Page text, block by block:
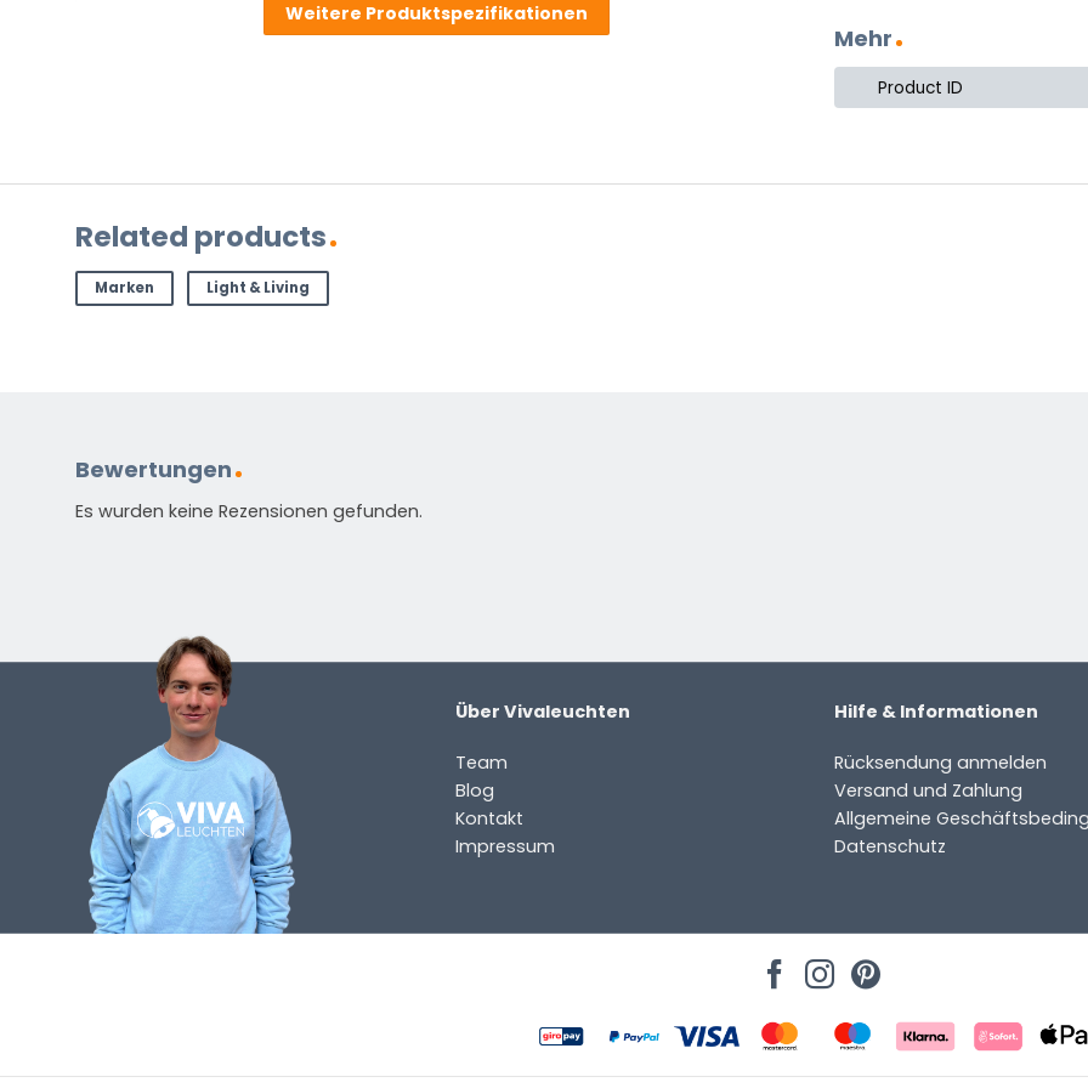
Energieetikett
Weitere Produktspezifikationen
Mehr
Product ID
Related products
Marken Light & Living
Bewertungen
Es wurden keine Rezensionen gefunden.
Über Vivaleuchten
Team
Blog
Kontakt
Impressum
Hilfe & Informationen
Rücksendung anmelden
Versand und Zahlung
Allgemeine
Datenschutz